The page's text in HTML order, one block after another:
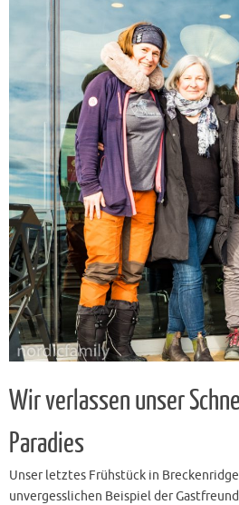
Wir verlassen unser
Paradies
Unser letztes Frühstück in
unvergesslichen Beispiel der